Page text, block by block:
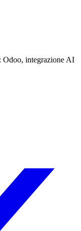
Odoo, integrazione AI